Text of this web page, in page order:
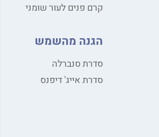
קרם פנים לעור שומני
הגנה מהשמש
סדרת סנברלה
סדרת אייג' דיפנס